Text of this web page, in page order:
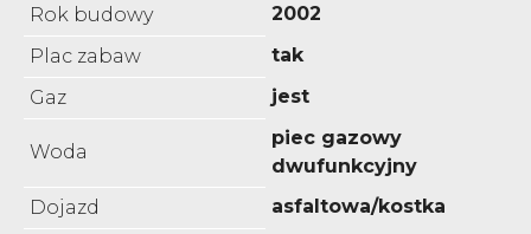
Rok budowy
2002
Plac zabaw
tak
Gaz
jest
Woda
piec gazowy
dwufunkcyjny
Dojazd
asfaltowa/kostka